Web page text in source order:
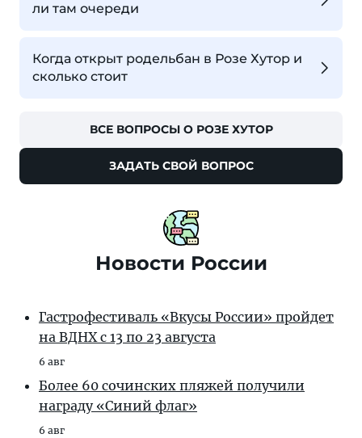
ли там очереди
Когда открыт родельбан в Розе Хутор и
сколько стоит
ВСЕ ВОПРОСЫ О РОЗЕ ХУТОР
ЗАДАТЬ СВОЙ ВОПРОС
Новости России
Гастрофестиваль «Вкусы России» пройдет
на ВДНХ с 13 по 23 августа
6 авг
Более 60 сочинских пляжей получили
награду «Синий флаг»
6 авг